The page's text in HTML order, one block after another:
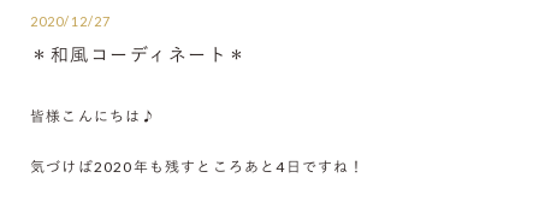
2020/12/27
＊和風コーディネート＊
皆様こんにちは♪
気づけば2020年も残すところあと4日ですね！